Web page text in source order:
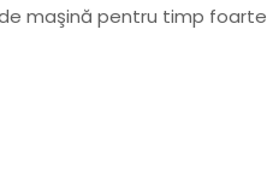
maşină pentru timp foarte